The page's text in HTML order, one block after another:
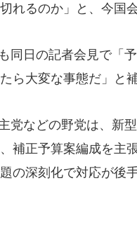
れるのか」と、今国
同日の記者会見で「
ら大変な事態だ」と
党などの野党は、新
補正予算案編成を主
の深刻化で対応が後